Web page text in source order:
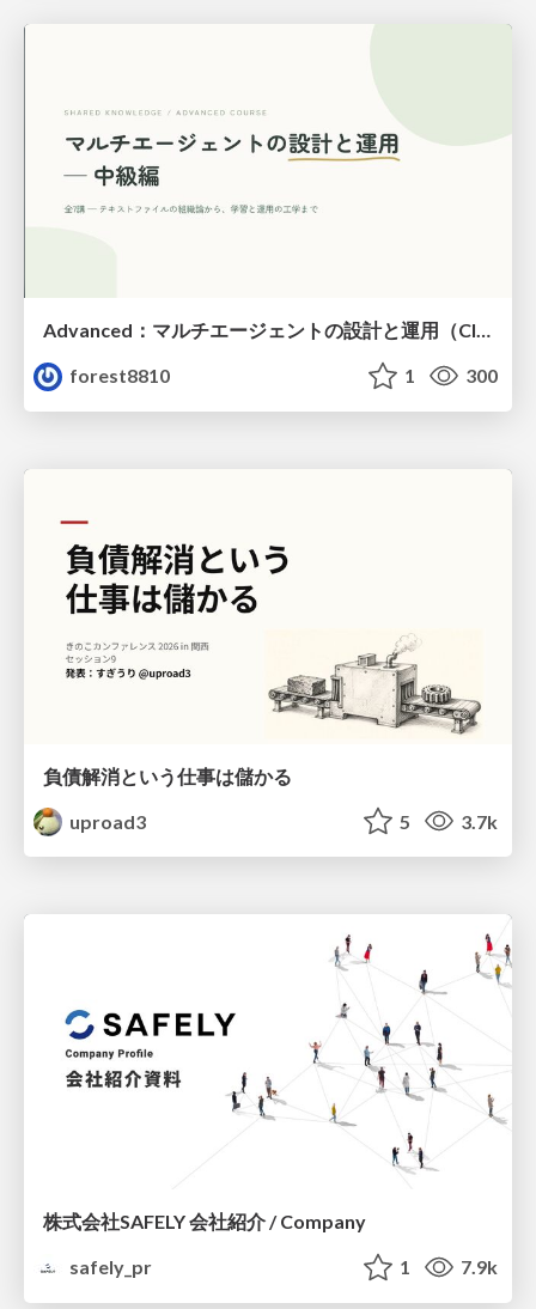
Advanced：マルチエージェントの設計と運用（Claude Code）
forest8810
1 300
負債解消という仕事は儲かる
uproad3
5 3.7k
株式会社SAFELY 会社紹介 / Company
safely_pr
1 7.9k